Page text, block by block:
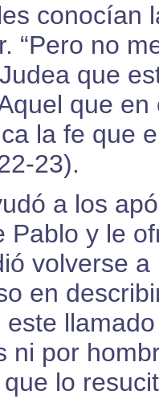
conocían
“Pero no
que
que
la fe que
23).
a los
Pablo y le
volverse
en
ni por
lo